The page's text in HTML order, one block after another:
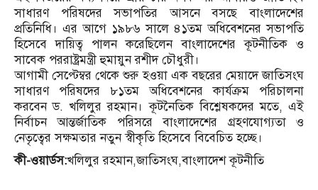
সাধারণ পরিষদের সভাপতির আসনে বসছে বাংলাদেশের
প্রতিনিধি। এর আগে ১৯৮৬ সালে ৪১তম অধিবেশনের সভাপতি
হিসেবে দায়িত্ব পালন করেছিলেন বাংলাদেশের কূটনীতিক ও
সাবেক পররাষ্ট্রমন্ত্রী হুমায়ুন রশীদ চৌধুরী।
আগামী সেপ্টেম্বর থেকে শুরু হওয়া এক বছরের মেয়াদে জাতিসংঘ
সাধারণ পরিষদের ৮১তম অধিবেশনের কার্যক্রম পরিচালনা
করবেন ড. খলিলুর রহমান। কূটনৈতিক বিশ্লেষকদের মতে, এই
নির্বাচন আন্তর্জাতিক পরিসরে বাংলাদেশের গ্রহণযোগ্যতা ও
নেতৃত্বের সক্ষমতার নতুন স্বীকৃতি হিসেবে বিবেচিত হচ্ছে।
কী-ওয়ার্ডস:খলিলুর রহমান,জাতিসংঘ,বাংলাদেশ কূটনীতি